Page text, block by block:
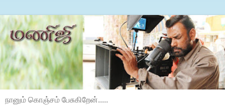
நானும் கொஞ்சம் பேசுகிறேன்.....